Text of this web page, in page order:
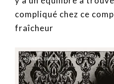
compliqué chez ce
fraîcheur